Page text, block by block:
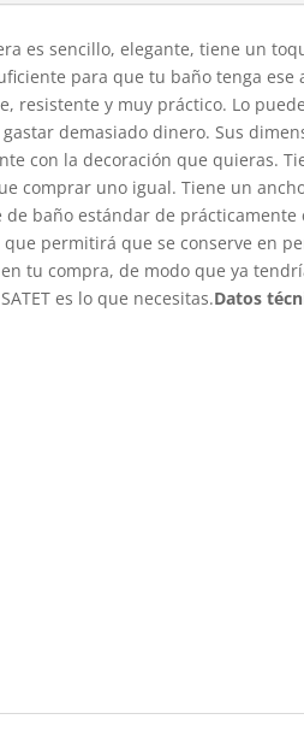
es sencillo, elegante, tiene un
para que tu baño tenga
resistente y muy práctico. Lo
demasiado dinero. Sus
con la decoración que quieras.
comprar uno igual. Tiene un
baño estándar de
permitirá que se conserve en
tu compra, de modo que ya
es lo que necesitas.Datos